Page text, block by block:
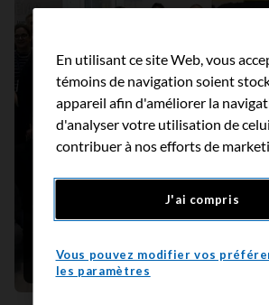
Un réseau d’expertise
faire en IA dans les soins contre
16 novembre 2023
En utilisant ce site Web, vous
témoins de navigation soient
appareil afin d'améliorer la
d'analyser votre utilisation de
contribuer à nos efforts de
J'ai compris
Vous pouvez modifier vos
les paramètres